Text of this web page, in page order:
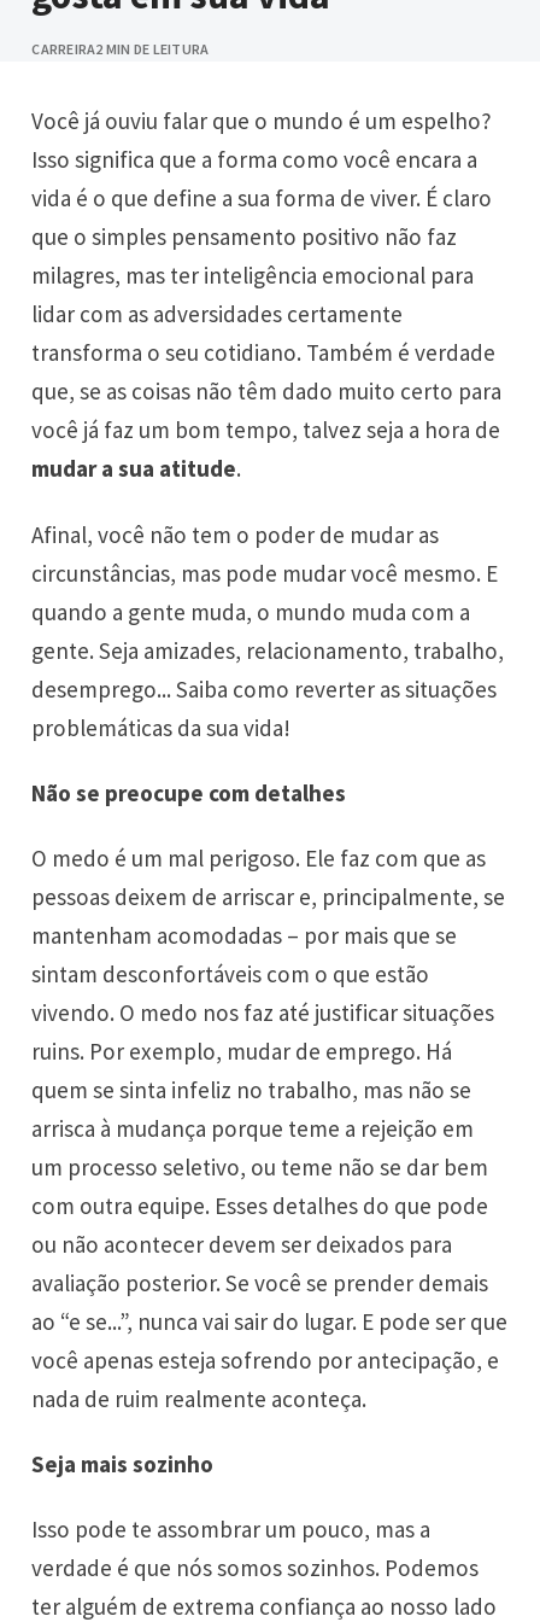
CARREIRA2 MIN DE LEITURA
Você já ouviu falar que o mundo é um espelho?
Isso significa que a forma como você encara a
vida é o que define a sua forma de viver. É claro
que o simples pensamento positivo não faz
milagres, mas ter inteligência emocional para
lidar com as adversidades certamente
transforma o seu cotidiano. Também é verdade
que, se as coisas não têm dado muito certo para
você já faz um bom tempo, talvez seja a hora de
mudar a sua atitude.
Afinal, você não tem o poder de mudar as
circunstâncias, mas pode mudar você mesmo. E
quando a gente muda, o mundo muda com a
gente. Seja amizades, relacionamento, trabalho,
desemprego... Saiba como reverter as situações
problemáticas da sua vida!
Não se preocupe com detalhes
O medo é um mal perigoso. Ele faz com que as
pessoas deixem de arriscar e, principalmente, se
mantenham acomodadas – por mais que se
sintam desconfortáveis com o que estão
vivendo. O medo nos faz até justificar situações
ruins. Por exemplo, mudar de emprego. Há
quem se sinta infeliz no trabalho, mas não se
arrisca à mudança porque teme a rejeição em
um processo seletivo, ou teme não se dar bem
com outra equipe. Esses detalhes do que pode
ou não acontecer devem ser deixados para
avaliação posterior. Se você se prender demais
ao “e se...”, nunca vai sair do lugar. E pode ser que
você apenas esteja sofrendo por antecipação, e
nada de ruim realmente aconteça.
Seja mais sozinho
Isso pode te assombrar um pouco, mas a
verdade é que nós somos sozinhos. Podemos
ter alguém de extrema confiança ao nosso lado